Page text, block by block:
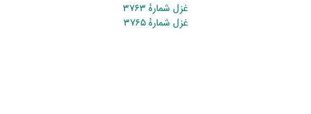
غزل شمارهٔ ۳۷۶۳
غزل شمارهٔ ۳۷۶۵